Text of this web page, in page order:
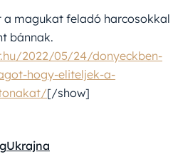
a magukat feladó harcosokkal
bánnak.
2022/05/24/donyeckben-
hogy-eliteljek-a-
[/show]
Ukrajna